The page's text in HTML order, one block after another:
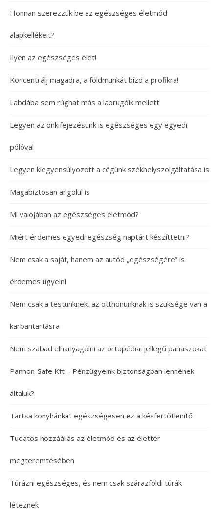
Honnan szerezzük be az egészséges életmód
alapkellékeit?
Ilyen az egészséges élet!
Koncentrálj magadra, a földmunkát bízd a profikra!
Labdába sem rúghat más a laprugóik mellett
Legyen az önkifejezésünk is egészséges egy egyedi
pólóval
Legyen kiegyensúlyozott a cégünk székhelyszolgáltatása is
Magabiztosan angolul is
Mi valójában az egészséges életmód?
Miért érdemes egyedi egészség naptárt készíttetni?
Nem csak a saját, hanem az autód „egészségére” is
érdemes ügyelni
Nem csak a testünknek, az otthonunknak is szüksége van a
karbantartásra
Nem szabad elhanyagolni az ortopédiai jellegű panaszokat
Pannon-Safe Kft – Pénzügyeink biztonságban lennének
általuk?
Tartsa konyhánkat egészségesen ez a késfertőtlenítő
Tudatos hozzáállás az életmód és az élettér
megteremtésében
Túrázni egészséges, és nem csak szárazföldi túrák
léteznek